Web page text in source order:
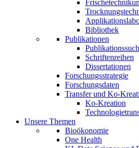
Bibliothek
Publikationen
Schriftenreihen
Dissertationen
Forschungsstrategie
Forschungsdaten
Transfer und Ko-
Ko-Kreation
Unsere Themen
Bioökonomie
One Health